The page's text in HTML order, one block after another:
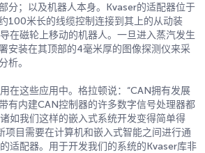
分；以及机器人本身。Kvaser的适配器位于
100米长的线缆控制连接到其上的从动装
在磁轮上移动的机器人。一旦进入蒸汽发生
安装在其顶部的4毫米厚的图像探测仪来采
析。
在这些应用中。格拉顿说：“CAN拥有发展
有内建CAN控制器的许多数字信号处理器都
如我们这样的嵌入式系统开发变得简单得
项目需要在计算机和嵌入式智能之间进行通
适配器。用于开发我们的系统的Kvaser库非